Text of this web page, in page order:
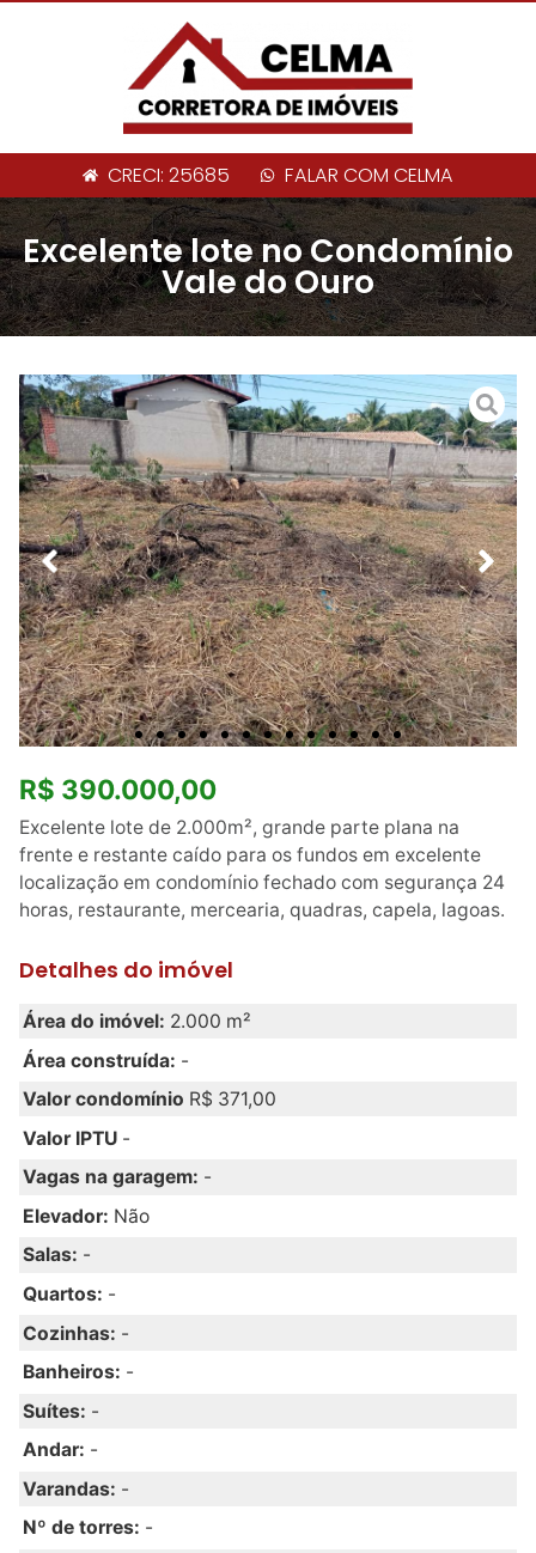
CRECI: 25685 FALAR COM CELMA
Excelente lote no Condomínio
Vale do Ouro
R$ 390.000,00
Excelente lote de 2.000m², grande parte plana na
frente e restante caído para os fundos em excelente
localização em condomínio fechado com segurança 24
horas, restaurante, mercearia, quadras, capela, lagoas.
Detalhes do imóvel
Área do imóvel: 2.000 m²
Área construída: -
Valor condomínio R$ 371,00
Valor IPTU -
Vagas na garagem: -
Elevador: Não
Salas: -
Quartos: -
Cozinhas: -
Banheiros: -
Suítes: -
Andar: -
Varandas: -
Nº de torres: -